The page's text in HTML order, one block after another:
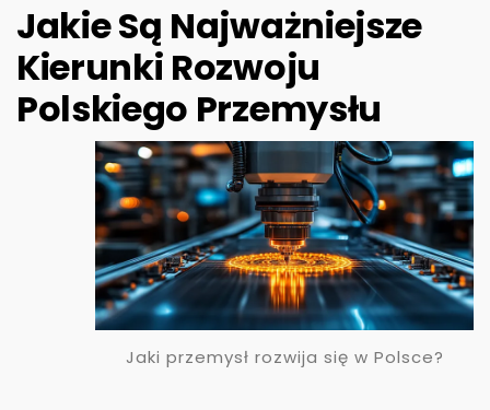
Jakie Są Najważniejsze
Kierunki Rozwoju
Polskiego Przemysłu
Jaki przemysł rozwija się w Polsce?